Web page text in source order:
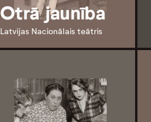
Otrā jaunība
Latvijas Nacionālais teātris